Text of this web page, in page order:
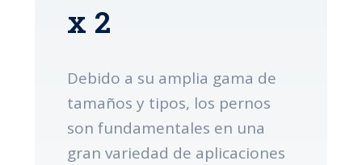
x 2
Debido a su amplia gama de
tamaños y tipos, los pernos
son fundamentales en una
gran variedad de aplicaciones